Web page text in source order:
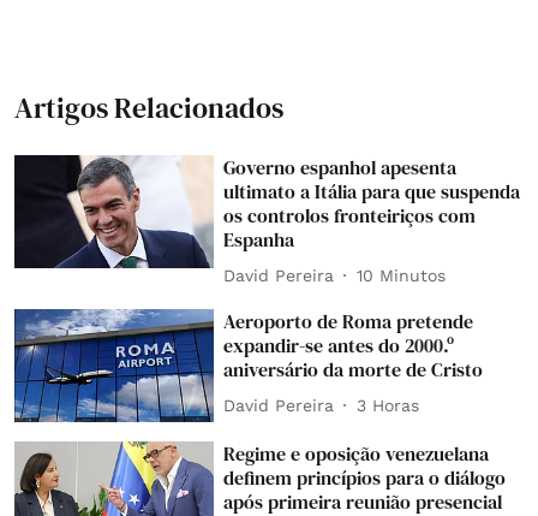
Artigos Relacionados
Governo espanhol apesenta
ultimato a Itália para que suspenda
os controlos fronteiriços com
Espanha
David Pereira 10 Minutos
Aeroporto de Roma pretende
expandir-se antes do 2000.º
aniversário da morte de Cristo
David Pereira 3 Horas
Regime e oposição venezuelana
definem princípios para o diálogo
após primeira reunião presencial